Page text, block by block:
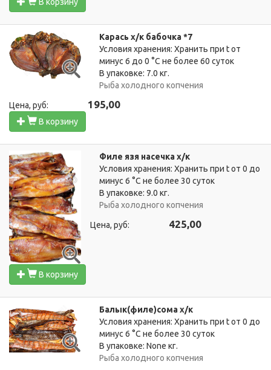
Карась х/к бабочка *7
Условия хранения: Хранить при t от
минус 6 до 0 °C не более 60 суток
В упаковке: 7.0 кг.
Рыба холодного копчения
Цена, руб: 195,00
В корзину
Филе язя насечка х/к
Условия хранения: Хранить при t от 0 до
минус 6 °C не более 30 суток
В упаковке: 9.0 кг.
Рыба холодного копчения
Цена, руб: 425,00
В корзину
Балык(филе)сома х/к
Условия хранения: Хранить при t от 0 до
минус 6 °C не более 30 суток
В упаковке: None кг.
Рыба холодного копчения